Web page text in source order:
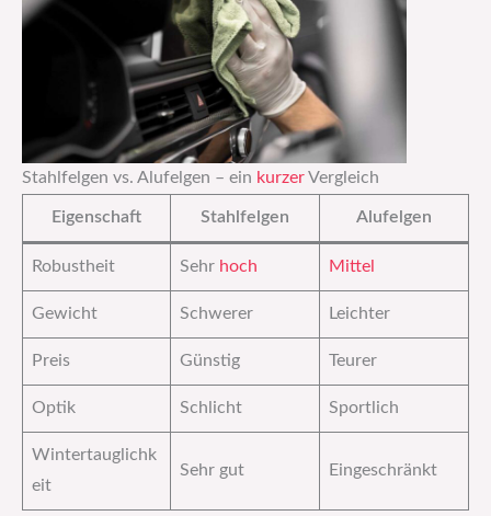
Stahlfelgen vs. Alufelgen – ein kurzer Vergleich
Eigenschaft Stahlfelgen Alufelgen
Robustheit Sehr hoch Mittel
Gewicht Schwerer Leichter
Preis Günstig Teurer
Optik Schlicht Sportlich
Wintertauglichk
eit
Sehr gut Eingeschränkt